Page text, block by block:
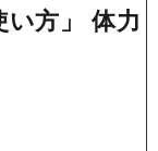
方」 体力